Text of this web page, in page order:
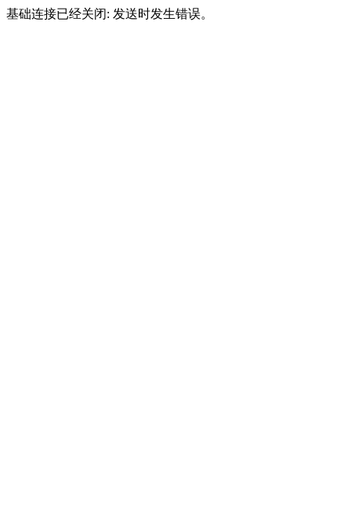
基础连接已经关闭: 发送时发生错误。